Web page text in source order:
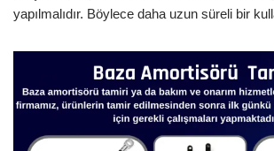
yapılmalıdır. Böylece daha uzun süreli bir